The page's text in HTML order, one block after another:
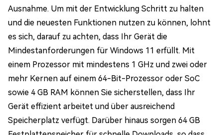
Ausnahme. Um mit der Entwicklung Schritt zu halten
und die neuesten Funktionen nutzen zu können, lohnt
es sich, darauf zu achten, dass Ihr Gerät die
Mindestanforderungen für Windows 11 erfüllt. Mit
einem Prozessor mit mindestens 1 GHz und zwei oder
mehr Kernen auf einem 64-Bit-Prozessor oder SoC
sowie 4 GB RAM können Sie sicherstellen, dass Ihr
Gerät effizient arbeitet und über ausreichend
Speicherplatz verfügt. Darüber hinaus sorgen 64 GB